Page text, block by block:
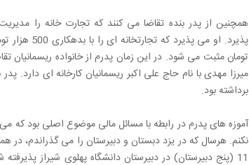
همچنین از پدر بنده تقاضا می کنند که تجارت خانه را
تومان مثبت می شود. در این زمان پدرم از خانواده ریسمانیان
برداشته بود.
آموزه های پدرم در رابطه با مسائل مالی موضوع اصلی بود که
نکنم. هرسال که در یزد دبستان و دبیرستان را می گذراندم،